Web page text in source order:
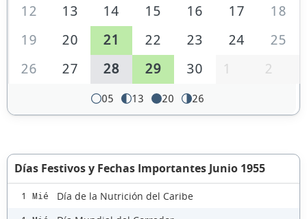
12
13 14 15 16 17
18
19
20 21 22 23 24
25
26
27 28 29 30 1 2
05 13 20 26
Días Festivos y Fechas Importantes Junio 1955
1 Mié Día de la Nutrición del Caribe